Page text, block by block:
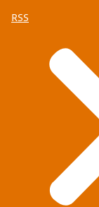
RSS